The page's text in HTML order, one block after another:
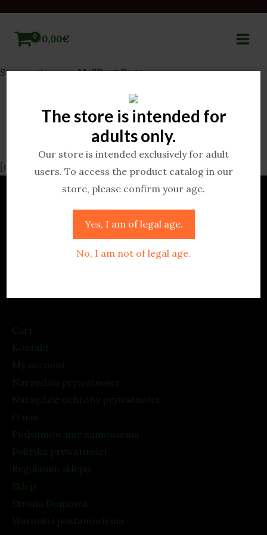
The store is intended for
adults only.
Our store is intended exclusively for adult
users. To access the product catalog in our
store, please confirm your age.
Yes, I am of legal age.
No, I am not of legal age.
0,00€
Strona główna»MailPoet Page
MailPoet Page
[mailpoet_page]
” Twój ulubiony sklep z Amanita Muscaria… „
Cart
Kontakt
My account
Narzędzia prywatności
Narzędzie ochrony prywatnośći
O nas
Podsumowanie zamówienia
Polityka prywatności
Regulamin sklepu
Sklep
Strona Domowa
Warunki i postanowienia